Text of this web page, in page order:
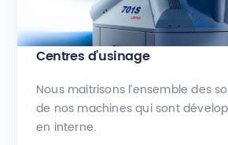
Centres d’usinage
Nous maitrisons l’ensemble des
de nos machines qui sont
en interne.